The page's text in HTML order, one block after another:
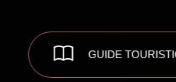
GUIDE